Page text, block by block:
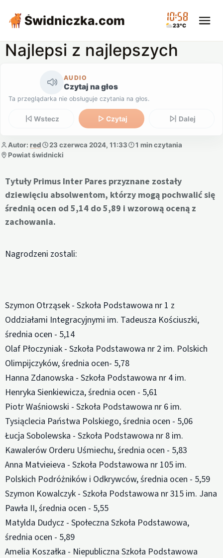
Świdniczka.com 10:58
23°C
Najlepsi z najlepszych
AUDIO
Czytaj na głos
Ta przeglądarka nie obsługuje czytania na głos.
Wstecz Czytaj Dalej
Autor: red 23 czerwca 2024, 11:33
1 min czytania
Powiat świdnicki
Tytuły Primus Inter Pares przyznane zostały
dziewięciu absolwentom, którzy mogą pochwalić się
średnią ocen od 5,14 do 5,89 i wzorową oceną z
zachowania.
Nagrodzeni zostali:
Szymon Otrząsek - Szkoła Podstawowa nr 1 z
Oddziałami Integracyjnymi im. Tadeusza Kościuszki,
średnia ocen - 5,14
Olaf Płoczyniak - Szkoła Podstawowa nr 2 im. Polskich
Olimpijczyków, średnia ocen- 5,78
Hanna Zdanowska - Szkoła Podstawowa nr 4 im.
Henryka Sienkiewicza, średnia ocen - 5,61
Piotr Waśniowski - Szkoła Podstawowa nr 6 im.
Tysiąclecia Państwa Polskiego, średnia ocen - 5,06
Łucja Sobolewska - Szkoła Podstawowa nr 8 im.
Kawalerów Orderu Uśmiechu, średnia ocen - 5,83
Anna Matvieieva - Szkoła Podstawowa nr 105 im.
Polskich Podróżników i Odkrywców, średnia ocen - 5,59
Szymon Kowalczyk - Szkoła Podstawowa nr 315 im. Jana
Pawła II, średnia ocen - 5,55
Matylda Dudycz - Społeczna Szkoła Podstawowa,
średnia ocen - 5,89
Amelia Koszałka - Niepubliczna Szkoła Podstawowa